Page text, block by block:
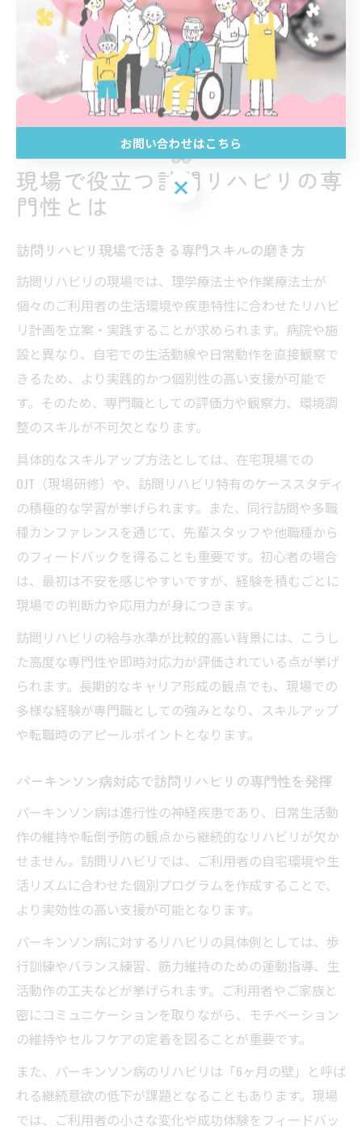
声としては「最初は少ない件数からスタートし、徐々に
増やしていくことで無理なく収入アップできた」という
事例が多く、計画的な働き方が重要です。
現場で役立つ訪問リハビリの専
門性とは
訪問リハビリ現場で活きる専門スキルの磨き方
訪問リハビリの現場では、理学療法士や作業療法士が
個々のご利用者の生活環境や疾患特性に合わせたリハビ
リ計画を立案・実践することが求められます。病院や施
設と異なり、自宅での生活動線や日常動作を直接観察で
きるため、より実践的かつ個別性の高い支援が可能で
す。そのため、専門職としての評価力や観察力、環境調
整のスキルが不可欠となります。
具体的なスキルアップ方法としては、在宅現場での
OJT（現場研修）や、訪問リハビリ特有のケーススタディ
の積極的な学習が挙げられます。また、同行訪問や多職
種カンファレンスを通じて、先輩スタッフや他職種から
のフィードバックを得ることも重要です。初心者の場合
は、最初は不安を感じやすいですが、経験を積むごとに
現場での判断力や応用力が身につきます。
訪問リハビリの給与水準が比較的高い背景には、こうし
た高度な専門性や即時対応力が評価されている点が挙げ
られます。長期的なキャリア形成の観点でも、現場での
多様な経験が専門職としての強みとなり、スキルアップ
や転職時のアピールポイントとなります。
パーキンソン病対応で訪問リハビリの専門性を発揮
パーキンソン病は進行性の神経疾患であり、日常生活動
作の維持や転倒予防の観点から継続的なリハビリが欠か
せません。訪問リハビリでは、ご利用者の自宅環境や生
活リズムに合わせた個別プログラムを作成することで、
より実効性の高い支援が可能となります。
パーキンソン病に対するリハビリの具体例としては、歩
行訓練やバランス練習、筋力維持のための運動指導、生
活動作の工夫などが挙げられます。ご利用者やご家族と
密にコミュニケーションを取りながら、モチベーション
の維持やセルフケアの定着を図ることが重要です。
また、パーキンソン病のリハビリは「6ヶ月の壁」と呼ば
れる継続意欲の低下が課題となることもあります。現場
では、ご利用者の小さな変化や成功体験をフィードバッ
お問い合わせはこちら
お問い合わせはこちら